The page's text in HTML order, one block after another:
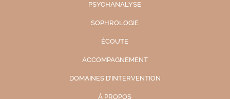
PSYCHANALYSE
SOPHROLOGIE
ÉCOUTE
ACCOMPAGNEMENT
DOMAINES D’INTERVENTION
À PROPOS